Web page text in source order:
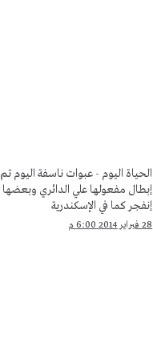
الحياة اليوم - عبوات ناسفة اليوم تم
إبطال مفعولها علي الدائري وبعضها
إنفجر كما في الإسكندرية
28 فبراير 2014 6:00 م